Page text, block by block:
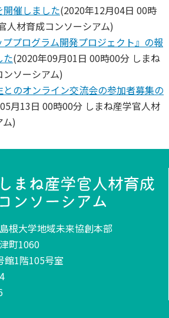
催しました(2020年12月04日 00時
人材育成コンソーシアム)
ププログラム開発プロジェクト』の報
た(2020年09月01日 00時00分 しまね
ソーシアム)
とのオンライン交流会の参加者募集の
月13日 00時00分 しまね産学官人材
ム)
根大学地域未来協創本部
町1060
館1階105号室